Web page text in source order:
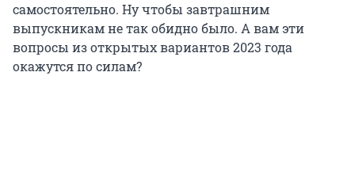
самостоятельно. Ну чтобы завтрашним
выпускникам не так обидно было. А вам эти
вопросы из открытых вариантов 2023 года
окажутся по силам?